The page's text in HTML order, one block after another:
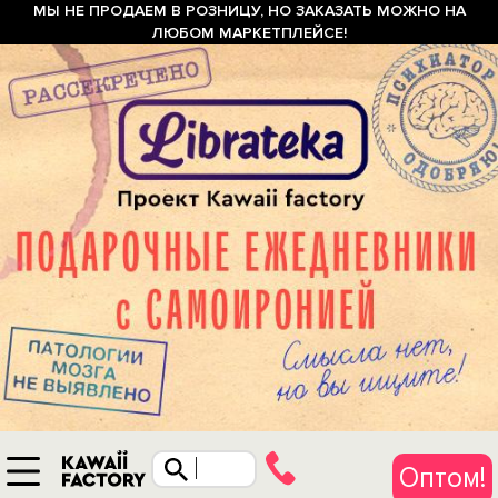
МЫ НЕ ПРОДАЕМ В РОЗНИЦУ, НО ЗАКАЗАТЬ МОЖНО НА
ЛЮБОМ МАРКЕТПЛЕЙСЕ!
Оптом!